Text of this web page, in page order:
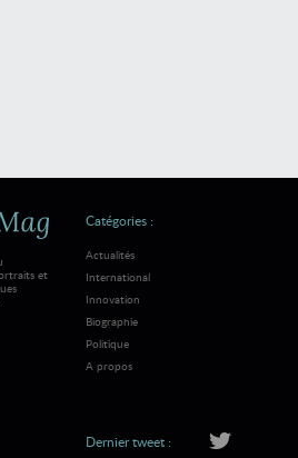
et
Catégories :
Actualités
International
Innovation
Biographie
Politique
A propos
Dernier tweet :